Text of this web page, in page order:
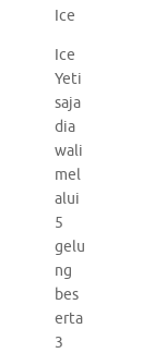
Ice
Ice
Yeti
saja
dia
wali
mel
alui
5
gelu
ng
bes
erta
3